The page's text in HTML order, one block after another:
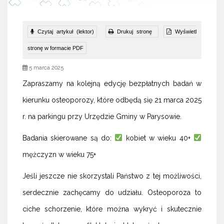
Czytaj artykuł (lektor) Drukuj stronę Wyświetl
stronę w formacie PDF
5 marca 2025
Zapraszamy na kolejną edycję bezpłatnych badań w
kierunku osteoporozy, które odbędą się 21 marca 2025
r. na parkingu przy Urzędzie Gminy w Parysowie.
Badania skierowane są do: kobiet w wieku 40+
mężczyzn w wieku 75+
Jeśli jeszcze nie skorzystali Państwo z tej możliwości,
serdecznie zachęcamy do udziału. Osteoporoza to
ciche schorzenie, które można wykryć i skutecznie